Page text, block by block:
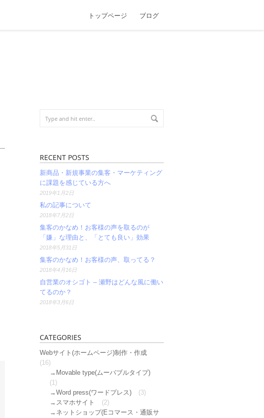
トップページ ブログ
RECENT POSTS
新商品・新規事業の集客・マーケティング
に課題を感じている方へ
2019年1月2日
私の記事について
2018年7月2日
集客のかなめ！お客様の声を取るのが
「嫌」な理由と、「とても良い」効果
2018年5月31日
集客のかなめ！お客様の声、取ってる？
2018年4月16日
自営業のオシゴト – 瀬野はどんな風に働い
てるのか？
2018年3月6日
CATEGORIES
Webサイト(ホームページ)制作・作成
(16)
Movable type(ムーバブルタイプ)
(1)
Word press(ワードプレス)
(3)
スマホサイト
(2)
ネットショップ(Eコマース・通販サ